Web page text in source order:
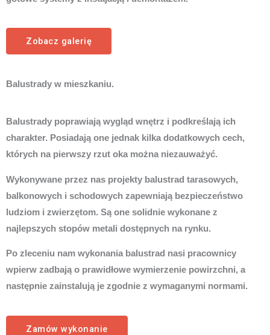
Zobacz galerię
Balustrady w mieszkaniu.
Balustrady poprawiają wygląd wnętrz i podkreślają ich
charakter. Posiadają one jednak kilka dodatkowych cech,
których na pierwszy rzut oka można niezauważyć.
Wykonywane przez nas projekty balustrad tarasowych,
balkonowych i schodowych zapewniają bezpieczeństwo
ludziom i zwierzętom. Są one solidnie wykonane z
najlepszych stopów metali dostępnych na rynku.
Po zleceniu nam wykonania balustrad nasi pracownicy
wpierw zadbają o prawidłowe wymierzenie powirzchni, a
następnie zainstalują je zgodnie z wymaganymi normami.
Zamów wykonanie